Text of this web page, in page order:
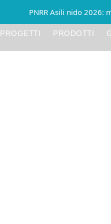
PNRR Asili nido 2026:
PROGETTI PRODOTTI